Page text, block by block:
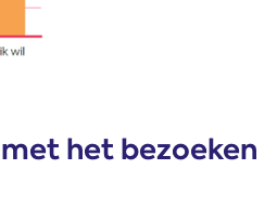
het bezoeken